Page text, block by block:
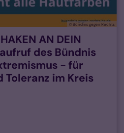
© Bündnis gegen Rechts
AN DEIN
des Bündnis
- für
Toleranz im Kreis